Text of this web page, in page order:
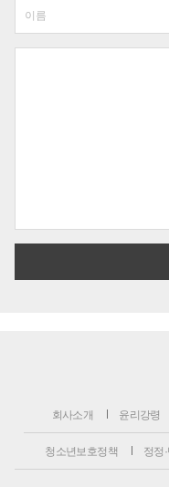
회사소개 윤리강령
청소년보호정책 정정